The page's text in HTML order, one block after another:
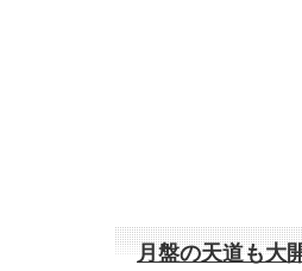
月盤の天道も大